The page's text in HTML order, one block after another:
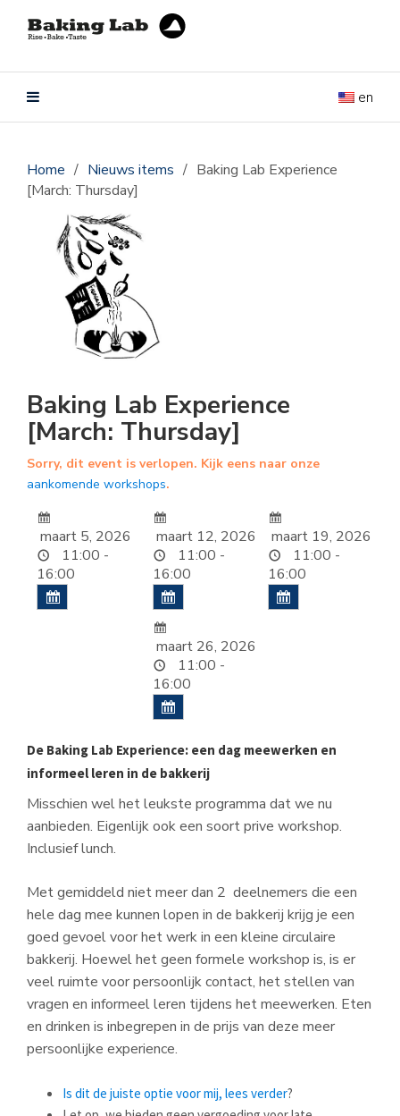
en
Home / Nieuws items / Baking Lab Experience
[March: Thursday]
Baking Lab Experience
[March: Thursday]
Sorry, dit event is verlopen. Kijk eens naar onze
aankomende workshops.
maart 5, 2026
11:00 -
16:00
maart 12, 2026
11:00 -
16:00
maart 19, 2026
11:00 -
16:00
maart 26, 2026
11:00 -
16:00
De Baking Lab Experience: een dag meewerken en
informeel leren in de bakkerij
Misschien wel het leukste programma dat we nu
aanbieden. Eigenlijk ook een soort prive workshop.
Inclusief lunch.
Met gemiddeld niet meer dan 2 deelnemers die een
hele dag mee kunnen lopen in de bakkerij krijg je een
goed gevoel voor het werk in een kleine circulaire
bakkerij. Hoewel het geen formele workshop is, is er
veel ruimte voor persoonlijk contact, het stellen van
vragen en informeel leren tijdens het meewerken. Eten
en drinken is inbegrepen in de prijs van deze meer
persoonlijke experience.
Is dit de juiste optie voor mij, lees verder?